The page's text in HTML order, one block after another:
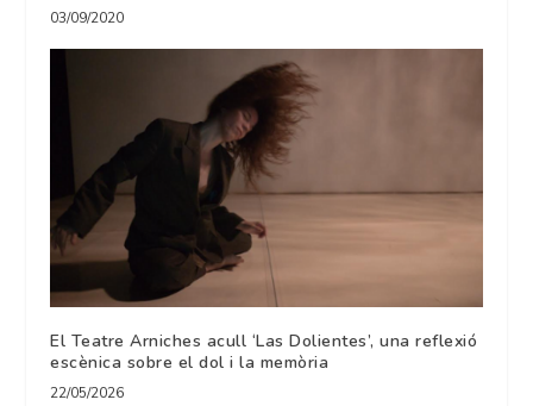
03/09/2020
El Teatre Arniches acull ‘Las Dolientes’, una reflexió
escènica sobre el dol i la memòria
22/05/2026